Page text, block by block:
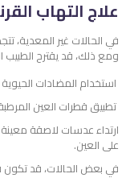
علاج التهاب
في الحالات غير المعدية،
ومع ذلك، قد يقترح الطبيب
استخدام المضادات
تطبيق قطرات العين
ارتداء عدسات لاصقة
على العين.
في بعض الحالات، قد تكون